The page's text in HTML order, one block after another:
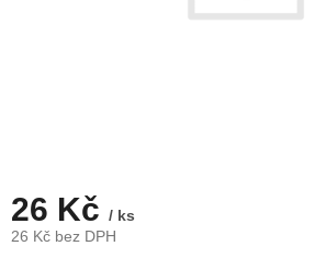
26 Kč / ks
26 Kč bez DPH